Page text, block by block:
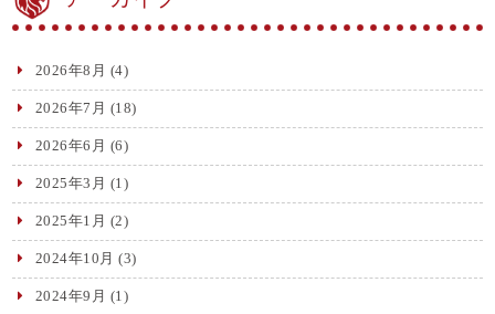
2026年8月 (4)
2026年7月 (18)
2026年6月 (6)
2025年3月 (1)
2025年1月 (2)
2024年10月 (3)
2024年9月 (1)